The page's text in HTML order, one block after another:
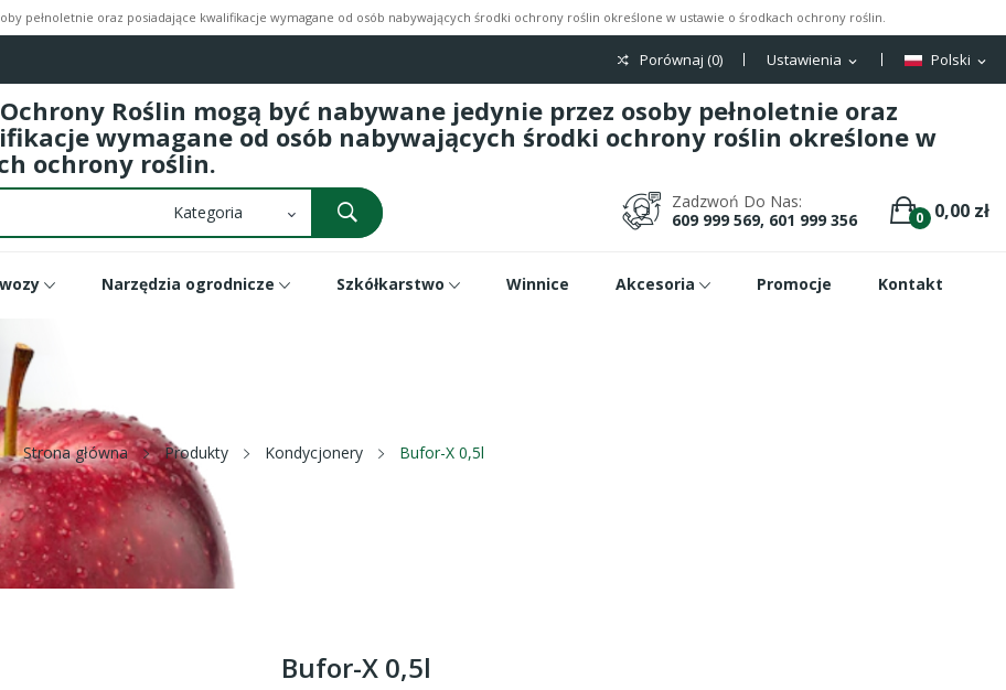
pełnoletnie oraz posiadające kwalifikacje wymagane od osób nabywających środki ochrony roślin określone w ustawie o środkach ochrony roślin.
Polski expand_more
Ustawienia expand_more
Porównaj (0)
Ochrony Roślin mogą być nabywane jedynie przez osoby pełnoletnie oraz
wymagane od osób nabywających środki ochrony roślin określone w
ochrony roślin.
0 0,00 zł
Zadzwoń Do Nas:
609 999 569, 601 999 356
Narzędzia ogrodnicze Szkółkarstwo Winnice Akcesoria Promocje Kontakt
Strona główna Produkty Kondycjonery Bufor-X 0,5l
Bufor-X 0,5l